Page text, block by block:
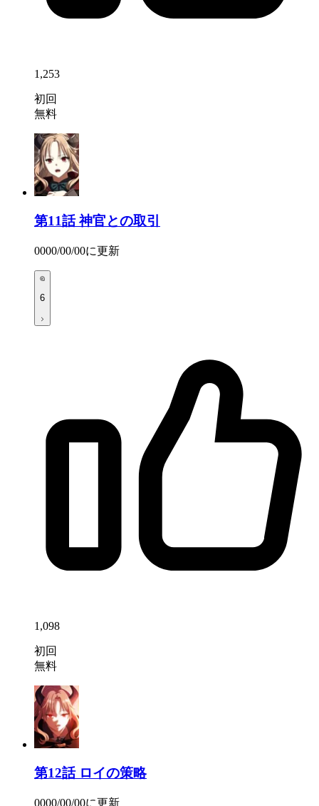
1,253
初回
無料
第11話 神官との取引
0000/00/00に更新
6
1,098
初回
無料
第12話 ロイの策略
0000/00/00に更新